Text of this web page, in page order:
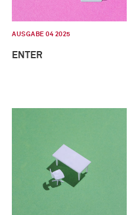
AUSGABE 04 2025
ENTER